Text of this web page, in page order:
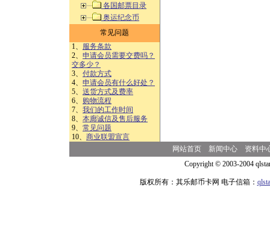
各国邮票目录
奥运纪念币
常见问题
1、 服务条款
2、 申请会员需要交费吗？
交多少？
3、 付款方式
4、 申请会员有什么好处？
5、 送货方式及费率
6、 购物流程
7、 我们的工作时间
8、 本廊诚信及售后服务
9、 常见问题
10、 商业联盟宣言
网站首页 新闻中心
资料中
Copyright © 2003-2004
版权所有：其乐邮币卡网 电子信箱：